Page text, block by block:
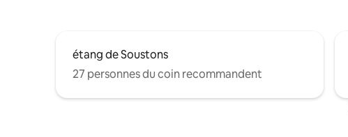
étang de Soustons
27 personnes du coin recommandent